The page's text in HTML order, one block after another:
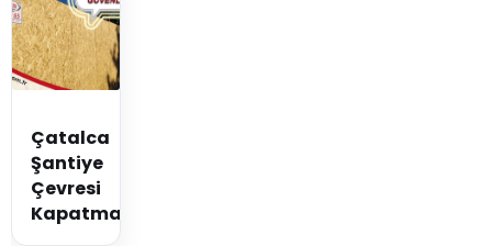
Çatalca
Şantiye
Çevresi
Kapatma